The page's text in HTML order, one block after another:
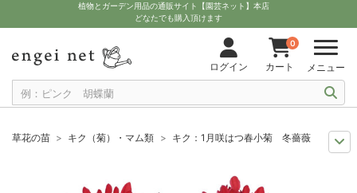
植物とガーデン用品の通販サイト【園芸ネット】本店
どなたでも購入頂けます
ログイン
0
カート メニュー
草花の苗 キク（菊）・マム類
キク：1月咲はつ春小菊 冬薔薇（赤系）3